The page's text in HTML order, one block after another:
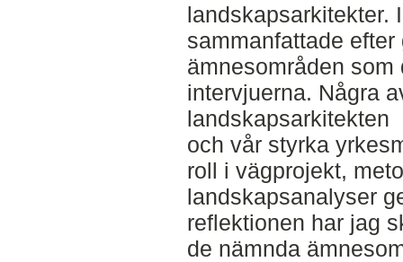
landskapsarkitekter.
sammanfattade
ämnesområden
intervjuerna. Några
landskapsarkitekten
och vår styrka
roll i vägprojekt,
landskapsanalyser
reflektionen har jag
de nämnda